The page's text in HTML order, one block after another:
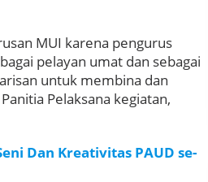
MUI karena pengurus
pelayan umat dan sebagai
untuk membina dan
Pelaksana kegiatan,
Dan Kreativitas PAUD se-